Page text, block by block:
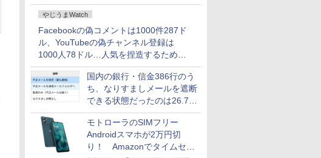
やじうまWatch
Facebookの偽コメントは1000件287ド
ル、YouTubeの偽チャンネル登録は
1000人78ドル…人気を捏造するための
価格リストが公開中
国内の銀行・信金386行のう
ち、なりすましメールを遮断
できる状態だったのは26.7％
にとどまる～GMOブランド
セキュリティ調査
モトローラのSIMフリー
Androidスマホが2万円切
り！ Amazonでタイムセー